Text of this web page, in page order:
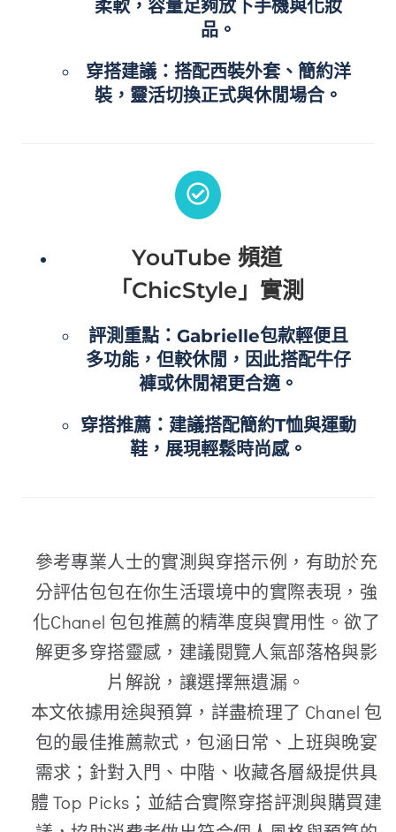
柔軟，容量足夠放下手機與化妝
品。
穿搭建議：搭配西裝外套、簡約洋
裝，靈活切換正式與休閒場合。
YouTube 頻道
「ChicStyle」實測
評測重點：Gabrielle包款輕便且
多功能，但較休閒，因此搭配牛仔
褲或休閒裙更合適。
穿搭推薦：建議搭配簡約T恤與運動
鞋，展現輕鬆時尚感。
參考專業人士的實測與穿搭示例，有助於充
分評估包包在你生活環境中的實際表現，強
化Chanel 包包推薦的精準度與實用性。欲了
解更多穿搭靈感，建議閱覽人氣部落格與影
片解說，讓選擇無遺漏。
本文依據用途與預算，詳盡梳理了 Chanel 包
包的最佳推薦款式，包涵日常、上班與晚宴
需求；針對入門、中階、收藏各層級提供具
體 Top Picks；並結合實際穿搭評測與購買建